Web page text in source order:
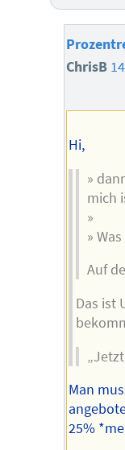
ChrisB
Hi,
»
mich
»
»
Auf
Das ist
Man
25%